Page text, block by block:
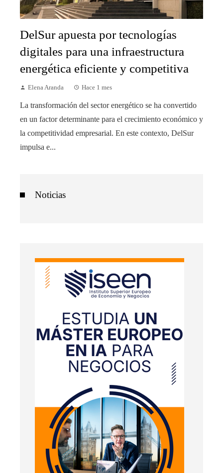
DelSur apuesta por tecnologías
digitales para una infraestructura
energética eficiente y competitiva
Elena Aranda Hace 1 mes
La transformación del sector energético se ha convertido
en un factor determinante para el crecimiento económico y
la competitividad empresarial. En este contexto, DelSur
impulsa e...
Noticias